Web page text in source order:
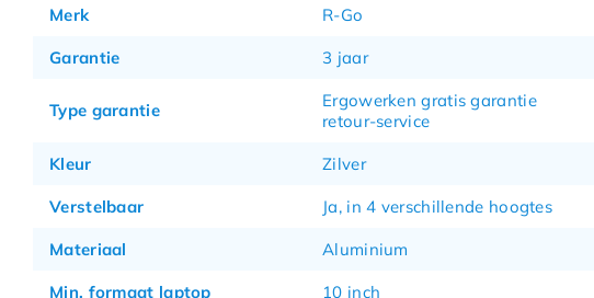
Merk R-Go
Garantie 3 jaar
Type garantie
Ergowerken gratis garantie
retour-service
Kleur Zilver
Verstelbaar Ja, in 4 verschillende hoogtes
Materiaal Aluminium
Min. formaat laptop 10 inch